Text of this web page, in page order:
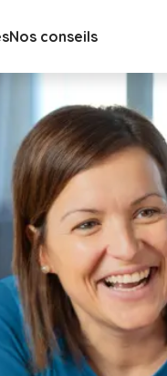
Nos conseils